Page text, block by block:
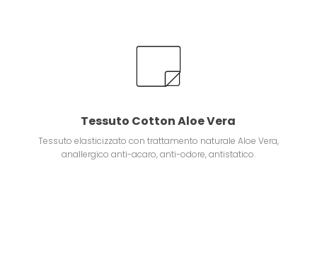
Tessuto Cotton Aloe Vera
Tessuto elasticizzato con trattamento naturale Aloe Vera,
anallergico anti-acaro, anti-odore, antistatico.